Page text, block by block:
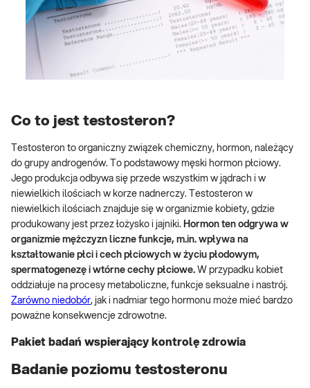
Co to jest testosteron?
Testosteron to organiczny związek chemiczny, hormon, należący
do grupy androgenów. To podstawowy męski hormon płciowy.
Jego produkcja odbywa się przede wszystkim w jądrach i w
niewielkich ilościach w korze nadnerczy. Testosteron w
niewielkich ilościach znajduje się w organizmie kobiety, gdzie
produkowany jest przez łożysko i jajniki. Hormon ten odgrywa w
organizmie mężczyzn liczne funkcje, m.in. wpływa na
kształtowanie płci i cech płciowych w życiu płodowym,
spermatogenezę i wtórne cechy płciowe. W przypadku kobiet
oddziałuje na procesy metaboliczne, funkcje seksualne i nastrój.
Zarówno niedobór, jak i nadmiar tego hormonu może mieć bardzo
poważne konsekwencje zdrowotne.
Pakiet badań wspierający kontrolę zdrowia
Badanie poziomu testosteronu